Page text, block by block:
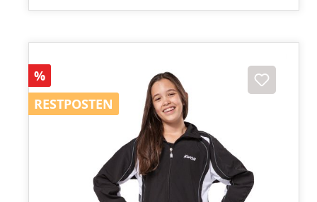
Rabatt
%
RESTPOSTEN
RESTPOSTEN